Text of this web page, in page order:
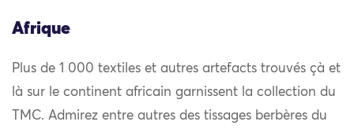
Afrique
Plus de 1 000 textiles et autres artefacts trouvés çà et
là sur le continent africain garnissent la collection du
TMC. Admirez entre autres des tissages berbères du